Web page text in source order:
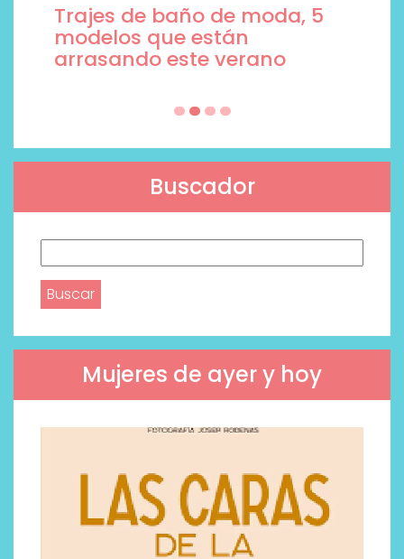
Trajes de baño de moda, 5
modelos que están
arrasando este verano
Buscador
Mujeres de ayer y hoy